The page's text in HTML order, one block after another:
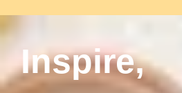
Inspire,